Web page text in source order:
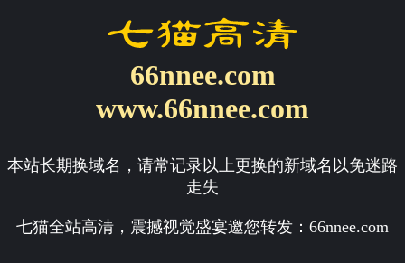
66nnee.com
www.66nnee.com
本站长期换域名，请常记录以上更换的新域名以免迷路
走失
七猫全站高清，震撼视觉盛宴邀您转发： 66nnee.com